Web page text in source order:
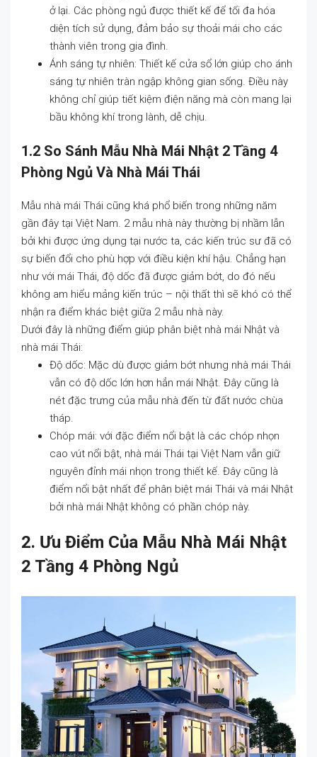
ở lại. Các phòng ngủ được thiết kế để tối đa hóa
diện tích sử dụng, đảm bảo sự thoải mái cho các
thành viên trong gia đình.
Ánh sáng tự nhiên: Thiết kế cửa sổ lớn giúp cho ánh
sáng tự nhiên tràn ngập không gian sống. Điều này
không chỉ giúp tiết kiệm điện năng mà còn mang lại
bầu không khí trong lành, dễ chịu.
1.2 So Sánh Mẫu Nhà Mái Nhật 2 Tầng 4
Phòng Ngủ Và Nhà Mái Thái
Mẫu nhà mái Thái cũng khá phổ biến trong những năm
gần đây tại Việt Nam. 2 mẫu nhà này thường bị nhầm lẫn
bởi khi được ứng dụng tại nước ta, các kiến trúc sư đã có
sự biến đổi cho phù hợp với điều kiện khí hậu. Chẳng hạn
như với mái Thái, độ dốc đã được giảm bớt, do đó nếu
không am hiểu mảng kiến trúc – nội thất thì sẽ khó có thể
nhận ra điểm khác biệt giữa 2 mẫu nhà này.
Dưới đây là những điểm giúp phân biệt nhà mái Nhật và
nhà mái Thái:
Độ dốc: Mặc dù được giảm bớt nhưng nhà mái Thái
vẫn có độ dốc lớn hơn hẳn mái Nhật. Đây cũng là
nét đặc trưng của mẫu nhà đến từ đất nước chùa
tháp.
Chóp mái: với đặc điểm nổi bật là các chóp nhọn
cao vút nổi bật, nhà mái Thái tại Việt Nam vẫn giữ
nguyên đỉnh mái nhọn trong thiết kế. Đây cũng là
điểm nổi bật nhất để phân biệt mái Thái và mái Nhật
bởi nhà mái Nhật không có phần chóp này.
2. Ưu Điểm Của Mẫu Nhà Mái Nhật
2 Tầng 4 Phòng Ngủ